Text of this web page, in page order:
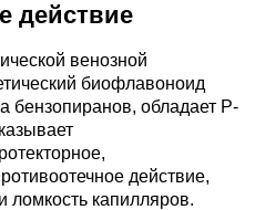
действие
венозной
биофлавоноид
бензопиранов, обладает Р-
действие,
ломкость капилляров.